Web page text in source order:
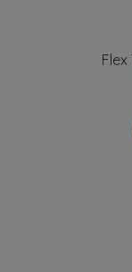
Flex